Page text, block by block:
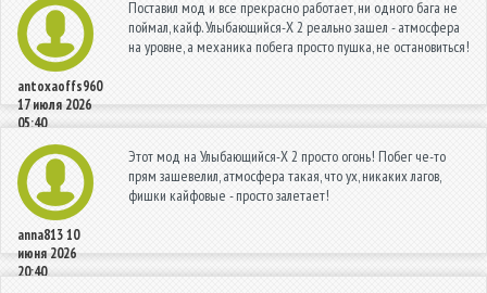
antoxaoffs960
17 июля 2026
05:40
Поставил мод и все прекрасно работает, ни одного бага не
поймал, кайф. Улыбающийся-X 2 реально зашел - атмосфера
на уровне, а механика побега просто пушка, не остановиться!
anna81310
июня 2026
20:40
Этот мод на Улыбающийся-X 2 просто огонь! Побег че-то
прям зашевелил, атмосфера такая, что ух, никаких лагов,
фишки кайфовые - просто залетает!